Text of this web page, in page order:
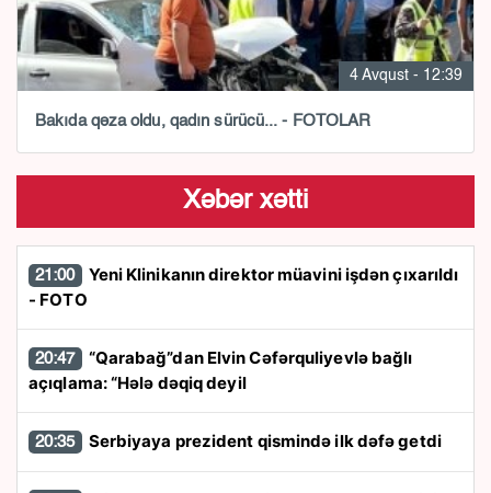
4 Avqust - 12:39
Bakıda qəza oldu, qadın sürücü... - FOTOLAR
Xəbər xətti
21:00
- FOTO
20:47
açıqlama: “Hələ dəqiq deyil
20:35 Serbiyaya prezident qismində ilk dəfə getdi